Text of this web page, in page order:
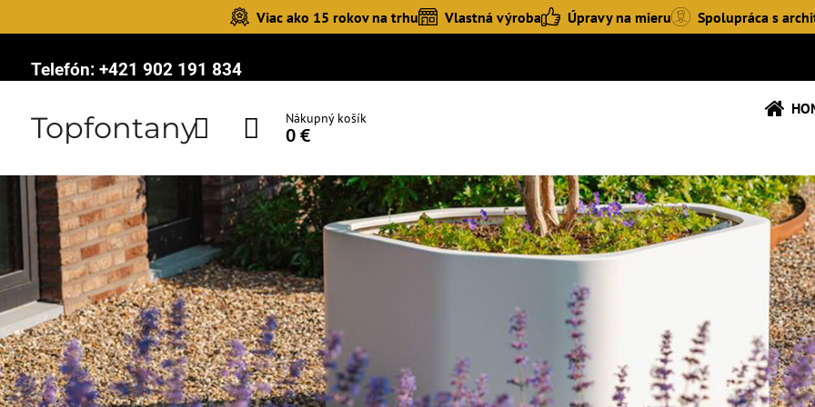
Viac ako 15 rokov na trhu Vlastná výroba Úpravy na mieru Spolupráca s
Telefón: +421 902 191 834
Topfontany Nákupný košík
0 €